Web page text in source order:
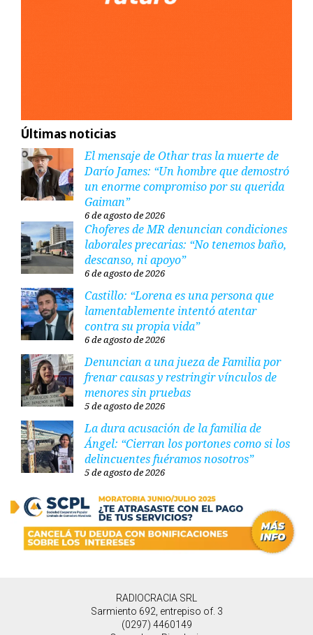
Últimas noticias
El mensaje de Othar tras la muerte de
Darío James: “Un hombre que demostró
un enorme compromiso por su querida
Gaiman”
6 de agosto de 2026
Choferes de MR denuncian condiciones
laborales precarias: “No tenemos baño,
descanso, ni apoyo”
6 de agosto de 2026
Castillo: “Lorena es una persona que
lamentablemente intentó atentar
contra su propia vida”
6 de agosto de 2026
Denuncian a una jueza de Familia por
frenar causas y restringir vínculos de
menores sin pruebas
5 de agosto de 2026
La dura acusación de la familia de
Ángel: “Cierran los portones como si los
delincuentes fuéramos nosotros”
5 de agosto de 2026
RADIOCRACIA SRL
Sarmiento 692, entrepiso of. 3
(0297) 4460149